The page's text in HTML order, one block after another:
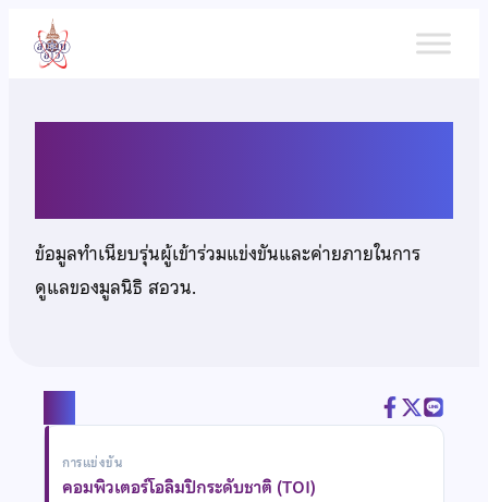
เนื้อหา
ข้อมูลทำเนียบรุ่นผู้เข้าร่วมแข่งขันและค่ายภายในการ
ดูแลของมูลนิธิ สอวน.
การแข่งขัน
คอมพิวเตอร์โอลิมปิกระดับชาติ (TOI)